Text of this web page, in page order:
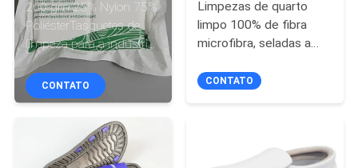
CONTROLE
DA
QUALIDADE
CONTACTE-
200 gm 25% Nylon 75%
PoliésterTasquetes de
limpeza para a indústria
electrónica
CONTATO
Limpezas de quarto
limpo 100% de fibra
microfibra, seladas a
CONTATO